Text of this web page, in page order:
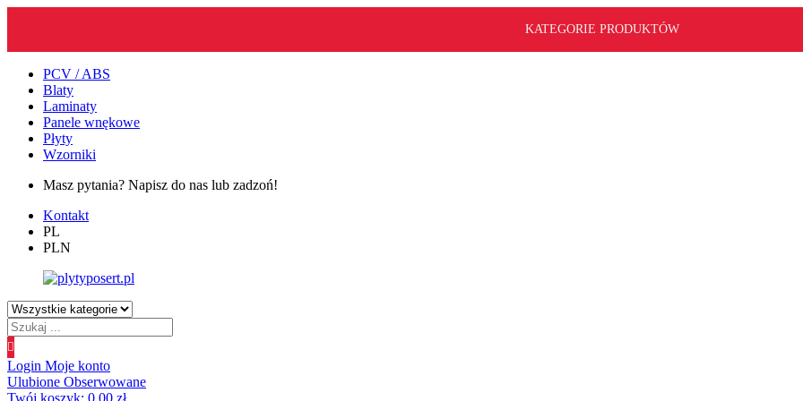
KATEGORIE PRODUKTÓW
PCV / ABS
Blaty
Laminaty
Panele wnękowe
Płyty
Wzorniki
Masz pytania? Napisz do nas lub zadzoń!
Kontakt
PL
PLN
Wyszukiwanie
produktów
Login Moje konto
Ulubione Obserwowane
Twój koszyk: 0.00 zł